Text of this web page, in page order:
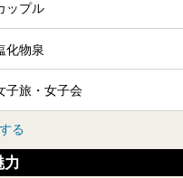
ップル
化物泉
子旅・女子会
る
力